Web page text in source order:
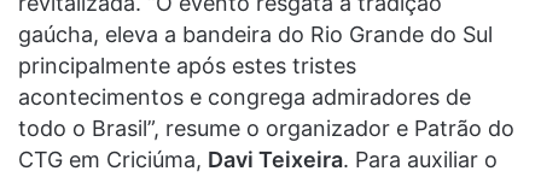
gaúcha, eleva a bandeira do Rio Grande do Sul
principalmente após estes tristes
acontecimentos e congrega admiradores de
todo o Brasil”, resume o organizador e Patrão do
CTG em Criciúma, Davi Teixeira. Para auxiliar o